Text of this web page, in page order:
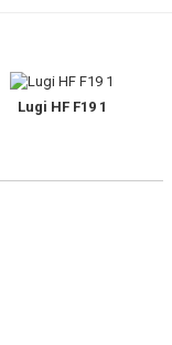
Lugi HF F19 1